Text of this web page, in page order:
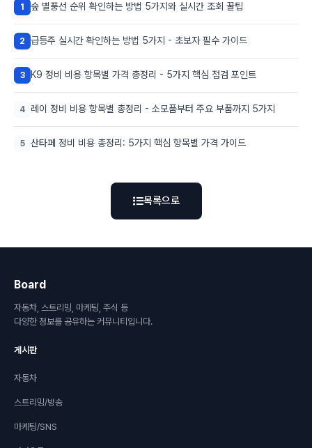
1 숲 별풍선 순위 확인하는 방법 5가지와 실시간 조회 꿀팁
2 급등주 실시간 확인하는 방법 5가지 - 초보자 필수 가이드
3 K9 정비 비용 항목별 가격 총정리 - 5가지 핵심 점검 포인트
4 레이 정비 비용 항목별 총정리 - 소모품부터 주요 부품까지 5가지
5 산타페 정비 비용 총정리: 5가지 핵심 항목별 가격 가이드
목록으로
Board
자동차, 스트리밍, 마케팅, 주식 등
다양한 정보를 공유하는 커뮤니티입니다.
게시판
자동차
스트리밍/방송
마케팅/SNS